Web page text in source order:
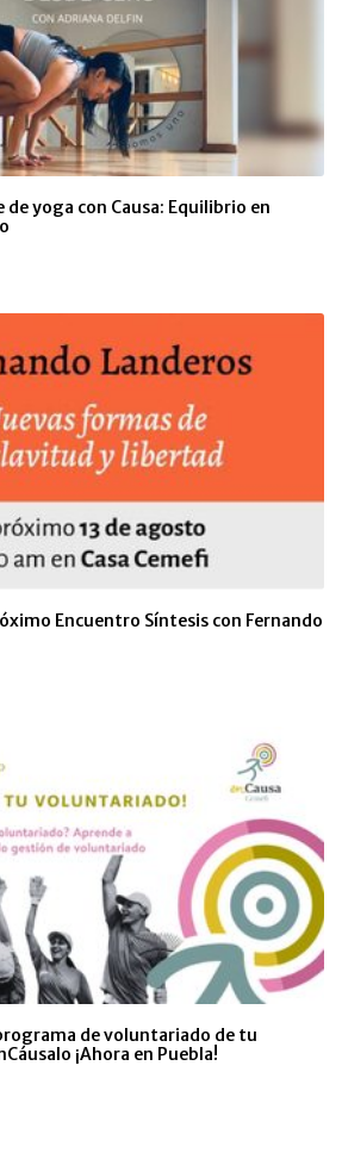
de yoga con Causa: Equilibrio en
Encuentro Síntesis con Fernando
de voluntariado de tu
¡Ahora en Puebla!